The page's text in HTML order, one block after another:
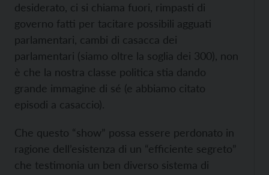
desiderato, ci si chiama fuori, rimpasti di
governo fatti per tacitare possibili agguati
parlamentari, cambi di casacca dei
parlamentari (siamo oltre la soglia dei 300), non
è che la nostra classe politica stia dando
grande immagine di sé (e abbiamo citato
episodi a casaccio).
Che questo “show” possa essere perdonato in
ragione dell’esistenza di un “efficiente segreto”
che testimonia un ben diverso sistema di